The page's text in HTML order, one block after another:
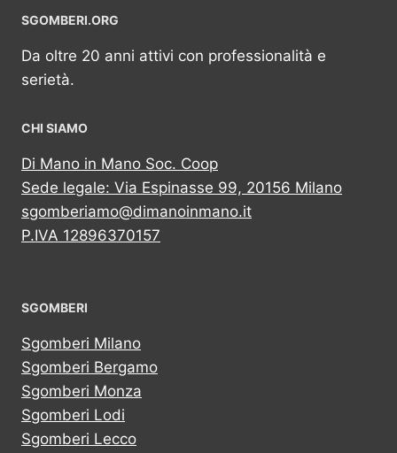
SGOMBERI.ORG
Da oltre 20 anni attivi con professionalità e
serietà.
CHI SIAMO
Di Mano in Mano Soc. Coop
Sede legale: Via Espinasse 99, 20156 Milano
sgomberiamo@dimanoinmano.it
P.IVA 12896370157
SGOMBERI
Sgomberi Milano
Sgomberi Bergamo
Sgomberi Monza
Sgomberi Lodi
Sgomberi Lecco